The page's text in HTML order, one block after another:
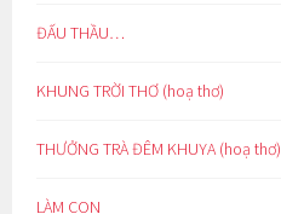
ĐẤU THẦU…
KHUNG TRỜI THƠ (hoạ thơ)
THƯỞNG TRÀ ĐÊM KHUYA (hoạ thơ)
LÀM CON